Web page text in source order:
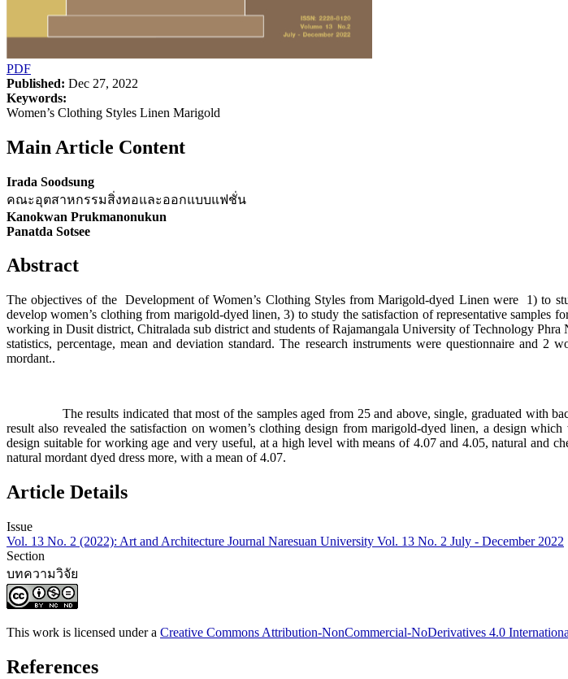
PDF
Published: Dec 27, 2022
Keywords:
Women’s Clothing Styles Linen Marigold
Main Article Content
Irada Soodsung
คณะอุตสาหกรรมสิ่งทอและออกแบบแฟชั่น
Kanokwan Prukmanonukun
Panatda Sotsee
Abstract
The objectives of the Development of Women’s Clothing Styles from Marigold-dyed Linen were 1) to
develop women’s clothing from marigold-dyed linen, 3) to study the satisfaction of representative
working in Dusit district, Chitralada sub district and students of Rajamangala University of Technology
statistics, percentage, mean and deviation standard. The research instruments were questionnaire and
mordant..
The results indicated that most of the samples aged from 25 and above, single, graduated with
result also revealed the satisfaction on women’s clothing design from marigold-dyed linen, a design
design suitable for working age and very useful, at a high level with means of 4.07 and 4.05, natural and
natural mordant dyed dress more, with a mean of 4.07.
Article Details
Issue
Vol. 13 No. 2 (2022): Art and Architecture Journal Naresuan University Vol. 13 No. 2 July - December 2022
Section
บทความวิจัย
This work is licensed under a Creative Commons Attribution-NonCommercial-NoDerivatives 4.0
References